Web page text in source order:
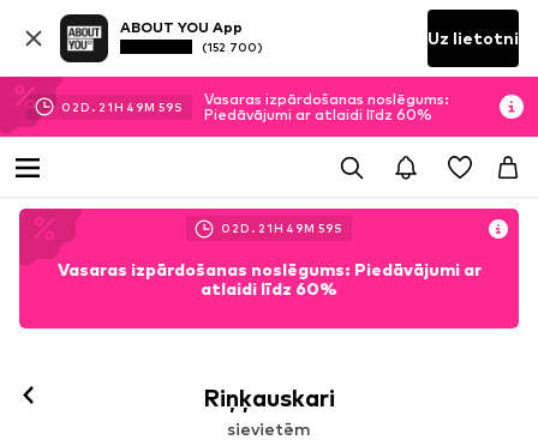
ABOUT YOU App
(152 700) Uz lietotni
02D. 21H 49M 55S
Vasaras izpārdošanas noslēgums:
Piedāvājumi ar atlaidi līdz 60%
02D. 21H 49M 55S
Vasaras izpārdošanas noslēgums: Piedāvājumi ar
atlaidi līdz 60%
Riņķauskari
sievietēm